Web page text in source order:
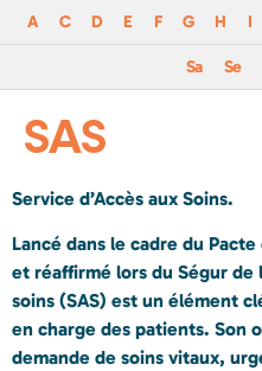
A C D E F G H I
Sa Se
SAS
Service d’Accès aux Soins.
Lancé dans le cadre du
et réaffirmé lors du Ségur de
soins (SAS) est un élément
en charge des patients. Son
demande de soins vitaux,